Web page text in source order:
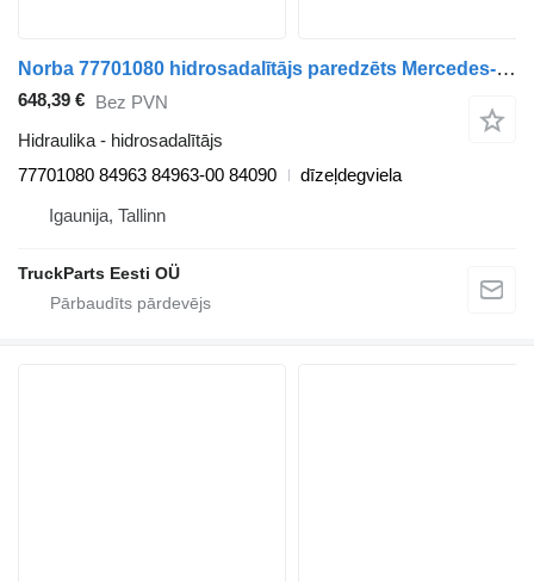
Norba 77701080 hidrosadalītājs paredzēts Mercedes-Benz Econic (1998-2014) vilcēja
648,39 € Bez PVN
Hidraulika - hidrosadalītājs
77701080 84963 84963-00 84090
dīzeļdegviela
Igaunija, Tallinn
TruckParts Eesti OÜ